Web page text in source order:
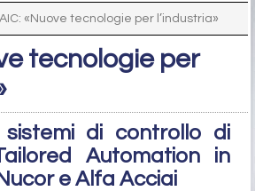
AIC: «Nuove tecnologie per l’industria»
tecnologie per
sistemi di controllo di
Automation in
e Alfa Acciai